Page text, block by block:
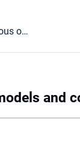
Limits of minimal models and continuous orbifolds
and